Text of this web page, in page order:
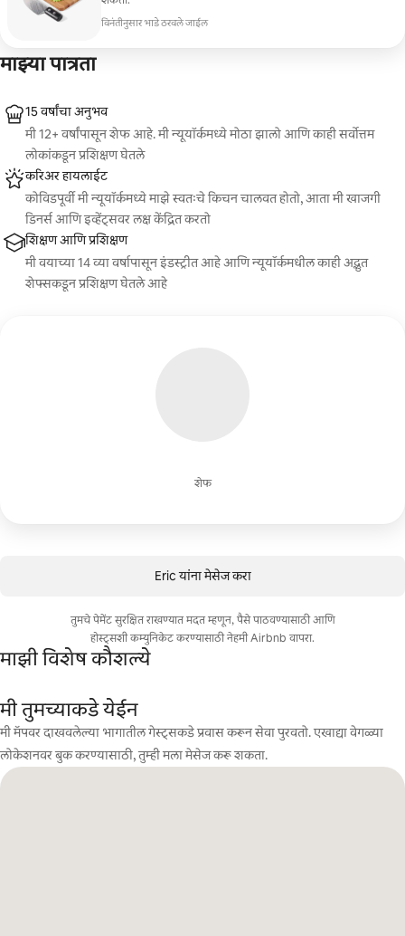
विनंतीनुसार भाडे ठरवले जाईल
माझ्या पात्रता
शेफ
15 वर्षांचा अनुभव
मी 12+ वर्षांपासून शेफ आहे. मी न्यूयॉर्कमध्ये मोठा झालो आणि काही सर्वोत्तम
लोकांकडून प्रशिक्षण घेतले
करिअर हायलाईट
कोविडपूर्वी मी न्यूयॉर्कमध्ये माझे स्वतःचे किचन चालवत होतो, आता मी खाजगी
डिनर्स आणि इव्हेंट्सवर लक्ष केंद्रित करतो
शिक्षण आणि प्रशिक्षण
मी वयाच्या 14 व्या वर्षापासून इंडस्ट्रीत आहे आणि न्यूयॉर्कमधील काही अद्भुत
शेफ्सकडून प्रशिक्षण घेतले आहे
Eric यांना मेसेज करा
तुमचे पेमेंट सुरक्षित राखण्यात मदत म्हणून, पैसे पाठवण्यासाठी आणि
होस्ट्सशी कम्युनिकेट करण्यासाठी नेहमी Airbnb वापरा.
माझी विशेष कौशल्ये
मी तुमच्याकडे येईन
मी मॅपवर दाखवलेल्या भागातील गेस्ट्सकडे प्रवास करून सेवा पुरवतो. एखाद्या वेगळ्या
लोकेशनवर बुक करण्यासाठी, तुम्ही मला मेसेज करू शकता.